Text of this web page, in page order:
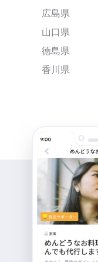
広島県
山口県
徳島県
香川県